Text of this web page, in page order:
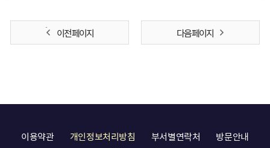
이전 페이지 다음 페이지
이용약관 개인정보처리방침 부서별연락처
방문안내